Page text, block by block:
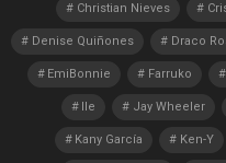
Christian Nieves
Denise Quiñones Draco
EmiBonnie Farruko
Ile Jay Wheeler
Kany García Ken-Y